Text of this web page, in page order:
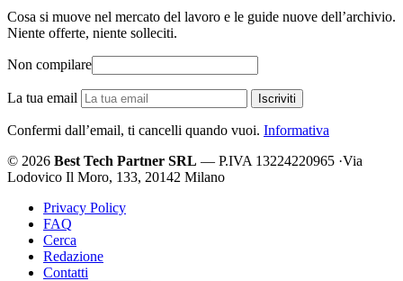
Cosa si muove nel mercato del lavoro e le guide nuove dell’archivio.
Niente offerte, niente solleciti.
Non compilare
La tua email Iscriviti
Confermi dall’email, ti cancelli quando vuoi. Informativa
© 2026 Best Tech Partner SRL — P.IVA 13224220965 ·Via
Lodovico Il Moro, 133, 20142 Milano
Privacy Policy
FAQ
Cerca
Redazione
Contatti